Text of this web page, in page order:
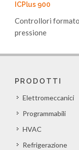
ICPlus 900
Controllori
pressione
PRODOTTI
Elettromeccanici
Programmabili
HVAC
Refrigerazione